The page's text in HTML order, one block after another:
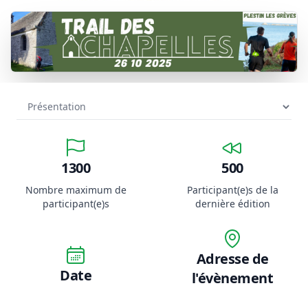
1300
Nombre maximum de
participant(e)s
500
Participant(e)s de la
dernière édition
Date
Adresse de
l'évènement